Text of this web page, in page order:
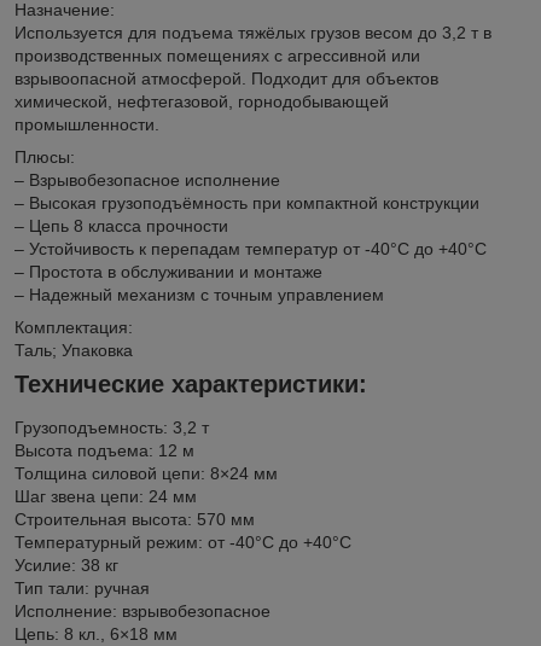
Назначение:
Используется для подъема тяжёлых грузов весом до 3,2 т в
производственных помещениях с агрессивной или
взрывоопасной атмосферой. Подходит для объектов
химической, нефтегазовой, горнодобывающей
промышленности.
Плюсы:
– Взрывобезопасное исполнение
– Высокая грузоподъёмность при компактной конструкции
– Цепь 8 класса прочности
– Устойчивость к перепадам температур от -40°C до +40°C
– Простота в обслуживании и монтаже
– Надежный механизм с точным управлением
Комплектация:
Таль; Упаковка
Технические характеристики:
Грузоподъемность: 3,2 т
Высота подъема: 12 м
Толщина силовой цепи: 8×24 мм
Шаг звена цепи: 24 мм
Строительная высота: 570 мм
Температурный режим: от -40°C до +40°C
Усилие: 38 кг
Тип тали: ручная
Исполнение: взрывобезопасное
Цепь: 8 кл., 6×18 мм